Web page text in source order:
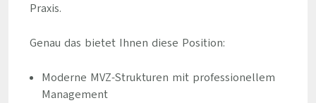
Praxis.
Genau das bietet Ihnen diese Position:
Moderne MVZ-Strukturen mit professionellem
Management